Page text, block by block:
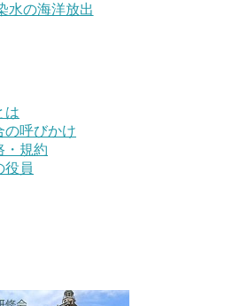
水の海洋放出
は
の呼びかけ
・規約
役員